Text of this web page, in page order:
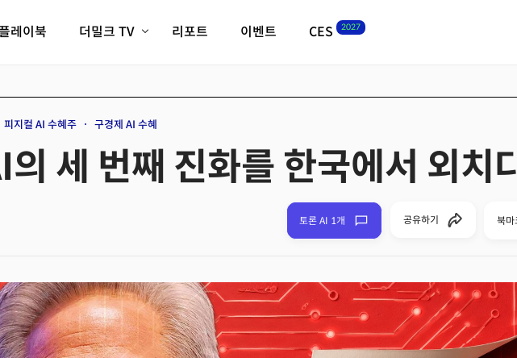
레이북 더밀크 TV
크리스의 뉴욕 시그널
리포트 이벤트 CES 2027
필드 가이드
CES2027 with TheMiilk
피지컬 AI 수혜주 구경제 AI 수혜
세 번째 진화를 한국에서 외치
토론 AI 1개 공유하기 북마